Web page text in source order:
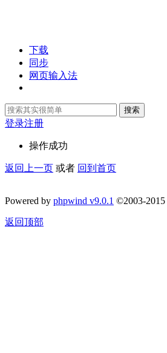
下载
同步
网页输入法
搜索
登录注册
操作成功
返回上一页 或者 回到首页
Powered by phpwind v9.0.1 ©2003-2015
返回顶部